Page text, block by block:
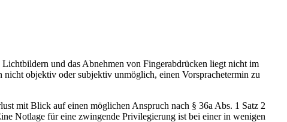
und das Abnehmen von Fingerabdrücken liegt nicht im
objektiv oder subjektiv unmöglich, einen Vorsprachetermin zu
mit Blick auf einen möglichen Anspruch nach § 36a Abs. 1 Satz 2
Notlage für eine zwingende Privilegierung ist bei einer in wenigen